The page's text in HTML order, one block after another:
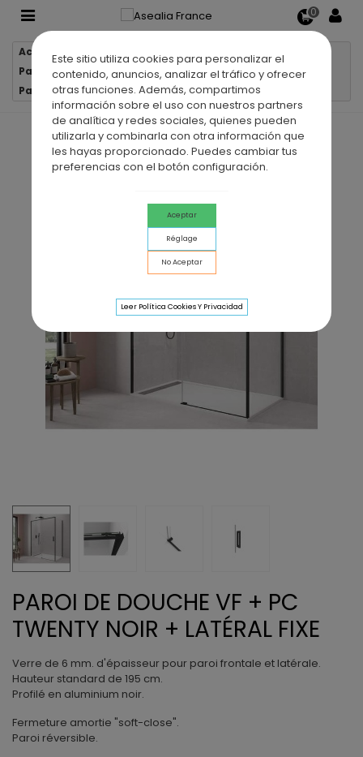
Este sitio utiliza cookies para personalizar el
contenido, anuncios, analizar el tráfico y ofrecer
otras funciones. Además, compartimos
información sobre el uso con nuestros partners
de analítica y redes sociales, quienes pueden
utilizarla y combinarla con otra información que
les hayas proporcionado. Puedes cambiar tus
preferencias con el botón configuración.
Aceptar
Réglage
No Aceptar
Leer Política Cookies Y Privacidad
0
Accueil
Parois de douche 1 verre fixe + 1 porte coulissante
Paroi de douche VF + PC TWENTY NOIR + latéral fixe
PAROI DE DOUCHE VF + PC
TWENTY NOIR + LATÉRAL FIXE
Verre de 6 mm. d'épaisseur pour paroi frontale et latérale.
Hauteur standard de 195 cm.
Profilé en aluminium noir.
Fermeture amortie "soft-close".
Paroi réversible.